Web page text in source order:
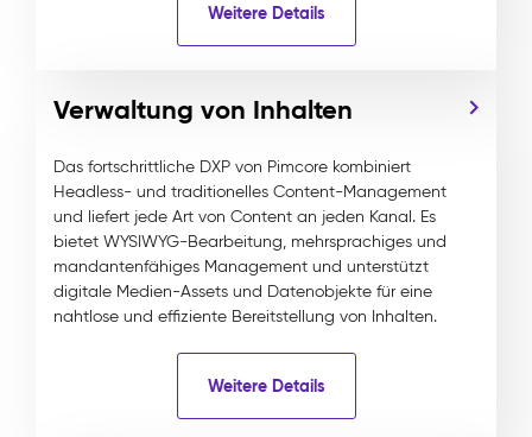
Weitere Details
Verwaltung von Inhalten
Das fortschrittliche DXP von Pimcore kombiniert
Headless- und traditionelles Content-Management
und liefert jede Art von Content an jeden Kanal. Es
bietet WYSIWYG-Bearbeitung, mehrsprachiges und
mandantenfähiges Management und unterstützt
digitale Medien-Assets und Datenobjekte für eine
nahtlose und effiziente Bereitstellung von Inhalten.
Weitere Details